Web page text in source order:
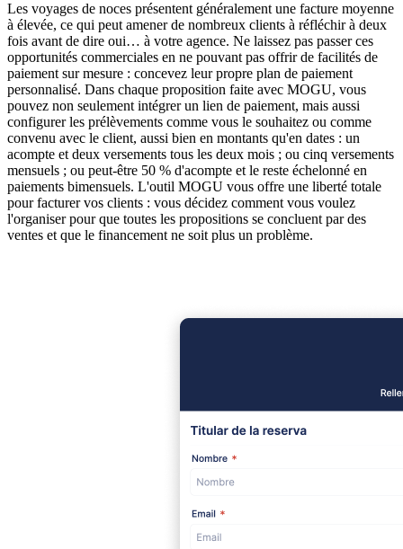
Les voyages de noces présentent généralement une facture moyenne
à élevée, ce qui peut amener de nombreux clients à réfléchir à deux
fois avant de dire oui… à votre agence. Ne laissez pas passer ces
opportunités commerciales en ne pouvant pas offrir de facilités de
paiement sur mesure : concevez leur propre plan de paiement
personnalisé. Dans chaque proposition faite avec MOGU, vous
pouvez non seulement intégrer un lien de paiement, mais aussi
configurer les prélèvements comme vous le souhaitez ou comme
convenu avec le client, aussi bien en montants qu'en dates : un
acompte et deux versements tous les deux mois ; ou cinq versements
mensuels ; ou peut-être 50 % d'acompte et le reste échelonné en
paiements bimensuels. L'outil MOGU vous offre une liberté totale
pour facturer vos clients : vous décidez comment vous voulez
l'organiser pour que toutes les propositions se concluent par des
ventes et que le financement ne soit plus un problème.